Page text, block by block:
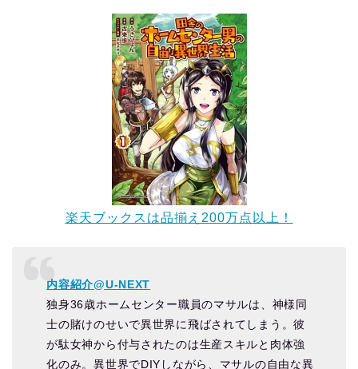
楽天ブックスは品揃え200万点以上！
内容紹介@U-NEXT
独身36歳ホームセンター職員のマサルは、神様同
士の賭けのせいで異世界に飛ばされてしまう。彼
が駄女神から付与されたのは生産スキルと肉体強
化のみ。異世界でDIYしながら、マサルの自由な異